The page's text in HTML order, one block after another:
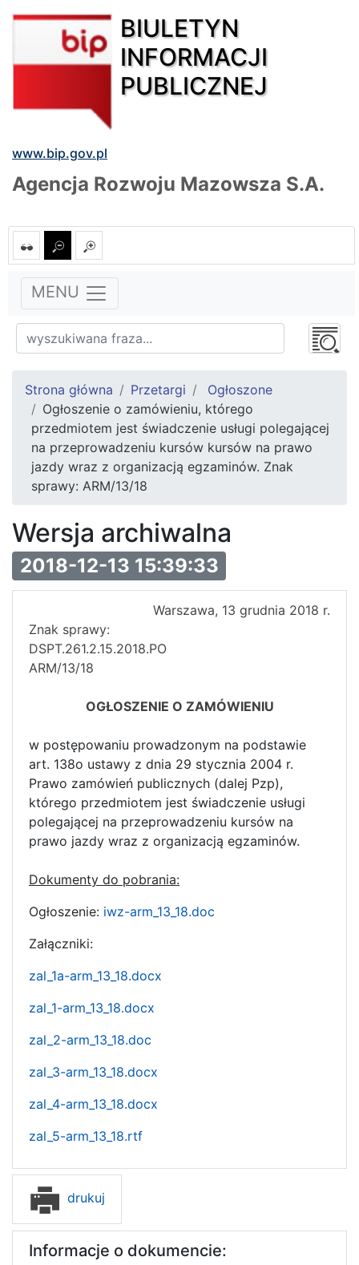
BIULETYN
INFORMACJI
PUBLICZNEJ
www.bip.gov.pl
Agencja Rozwoju Mazowsza S.A.
MENU
Strona główna Przetargi
Ogłoszone
Ogłoszenie o zamówieniu, którego
przedmiotem jest świadczenie usługi polegającej
na przeprowadzeniu kursów kursów na prawo
jazdy wraz z organizacją egzaminów. Znak
sprawy: ARM/13/18
Wersja archiwalna
2018-12-13 15:39:33
Warszawa, 13 grudnia 2018 r.
Znak sprawy:
ARM/13/18
OGŁOSZENIE O ZAMÓWIENIU
w postępowaniu prowadzonym na podstawie
art. 138o ustawy z dnia 29 stycznia 2004 r.
Prawo zamówień publicznych (dalej Pzp),
którego przedmiotem jest świadczenie usługi
polegającej na przeprowadzeniu kursów na
prawo jazdy wraz z organizacją egzaminów.
Dokumenty do pobrania:
Ogłoszenie: iwz-arm_13_18.doc
Załączniki:
zal_1a-arm_13_18.docx
zal_1-arm_13_18.docx
zal_2-arm_13_18.doc
zal_3-arm_13_18.docx
zal_4-arm_13_18.docx
zal_5-arm_13_18.rtf
drukuj
Informacje o dokumencie: